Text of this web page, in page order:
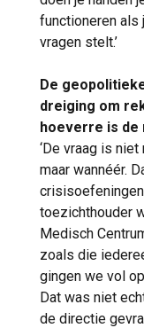
functioneren
vragen stelt.’
De
dreiging om
hoeverre is de
‘De vraag is
maar wannéér.
toezichthouder
Medisch
zoals die
gingen we vol
Dat was niet
de directie